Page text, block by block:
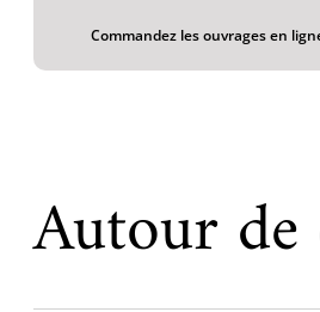
Commandez les ouvrages en
Autour de